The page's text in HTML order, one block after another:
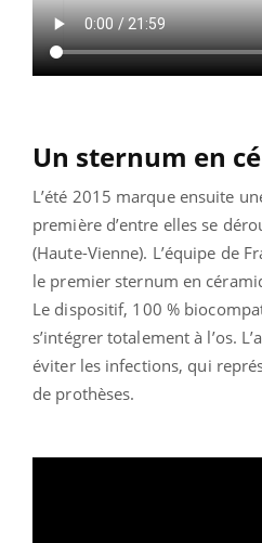
Un sternum en
L’été 2015 marque ensuite
première d’entre elles se
(Haute-Vienne). L’équipe de
le premier sternum en
Le dispositif, 100 %
s’intégrer totalement à l’os.
éviter les infections, qui
de prothèses.